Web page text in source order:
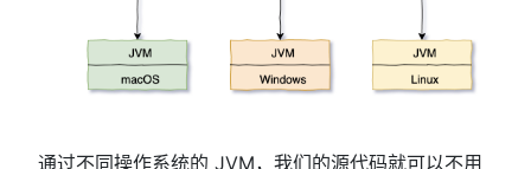
通过不同操作系统的 JVM，我们的源代码就可以不用